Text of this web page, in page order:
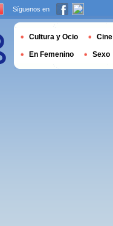
Síguenos en
Cultura y Ocio Cine
En Femenino Sexo